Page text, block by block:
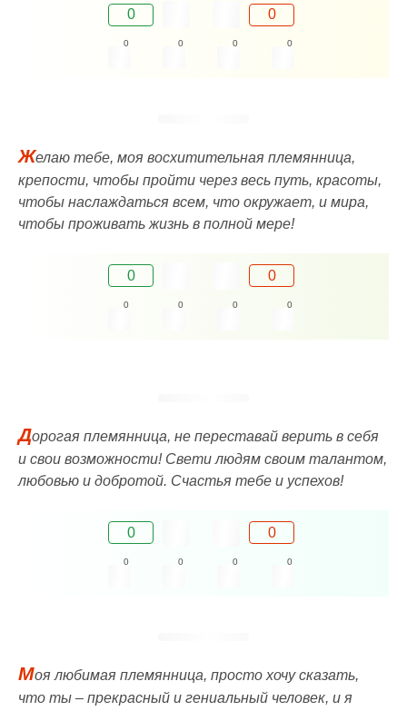
0 0
0 0 0 0
Желаю тебе, моя восхитительная племянница,
крепости, чтобы пройти через весь путь, красоты,
чтобы наслаждаться всем, что окружает, и мира,
чтобы проживать жизнь в полной мере!
0 0
0 0 0 0
Дорогая племянница, не переставай верить в себя
и свои возможности! Свети людям своим талантом,
любовью и добротой. Счастья тебе и успехов!
0 0
0 0 0 0
Моя любимая племянница, просто хочу сказать,
что ты – прекрасный и гениальный человек, и я